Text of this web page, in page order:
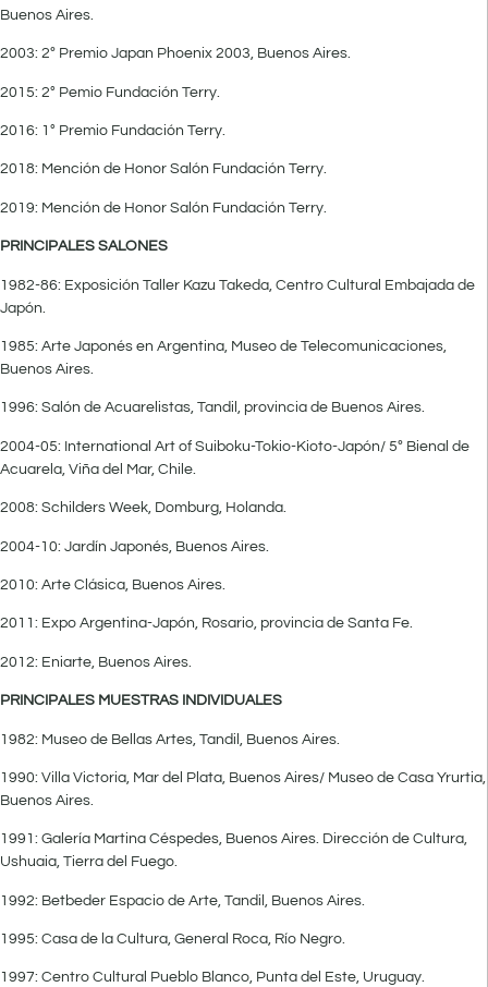
Buenos Aires.
2003: 2º Premio Japan Phoenix 2003, Buenos Aires.
2015: 2° Pemio Fundación Terry.
2016: 1° Premio Fundación Terry.
2018: Mención de Honor Salón Fundación Terry.
2019: Mención de Honor Salón Fundación Terry.
PRINCIPALES SALONES
1982-86: Exposición Taller Kazu Takeda, Centro Cultural Embajada de
Japón.
1985: Arte Japonés en Argentina, Museo de Telecomunicaciones,
Buenos Aires.
1996: Salón de Acuarelistas, Tandil, provincia de Buenos Aires.
2004-05: International Art of Suiboku-Tokio-Kioto-Japón/ 5º Bienal de
Acuarela, Viña del Mar, Chile.
2008: Schilders Week, Domburg, Holanda.
2004-10: Jardín Japonés, Buenos Aires.
2010: Arte Clásica, Buenos Aires.
2011: Expo Argentina-Japón, Rosario, provincia de Santa Fe.
2012: Eniarte, Buenos Aires.
PRINCIPALES MUESTRAS INDIVIDUALES
1982: Museo de Bellas Artes, Tandil, Buenos Aires.
1990: Villa Victoria, Mar del Plata, Buenos Aires/ Museo de Casa Yrurtia,
Buenos Aires.
1991: Galería Martina Céspedes, Buenos Aires. Dirección de Cultura,
Ushuaia, Tierra del Fuego.
1992: Betbeder Espacio de Arte, Tandil, Buenos Aires.
1995: Casa de la Cultura, General Roca, Río Negro.
1997: Centro Cultural Pueblo Blanco, Punta del Este, Uruguay.